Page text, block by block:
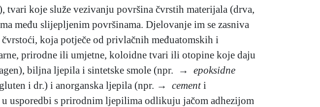
tvari koje služe vezivanju površina čvrstih materijala (drva,
među slijepljenim površinama. Djelovanje im se zasniva
koja potječe od privlačnih međuatomskih i
prirodne ili umjetne, koloidne tvari ili otopine koje daju
biljna ljepila i sintetske smole (npr.
→ epoksidne
gluten i dr.) i anorganska ljepila (npr. → cementi
usporedbi s prirodnim ljepilima odlikuju jačom adhezijom